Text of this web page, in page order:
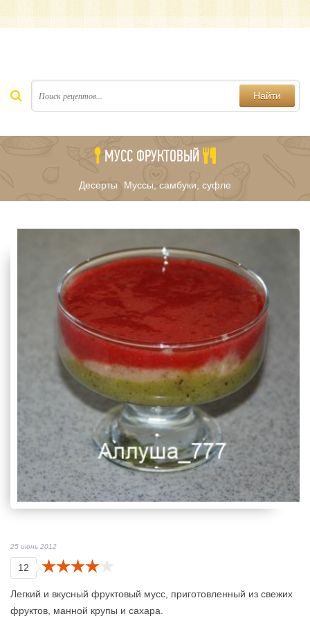
Найти
МУСС ФРУКТОВЫЙ
Десерты Муссы, самбуки, суфле
25 июнь 2012
12
Легкий и вкусный фруктовый мусс, приготовленный из свежих
фруктов, манной крупы и сахара.